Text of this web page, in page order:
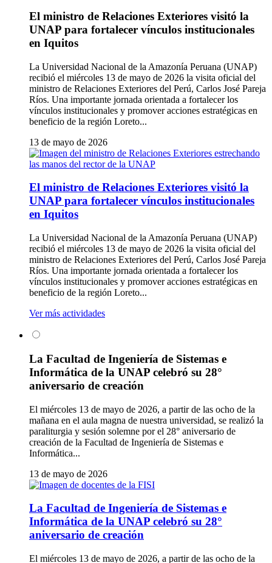
El ministro de Relaciones Exteriores visitó la
UNAP para fortalecer vínculos institucionales
en Iquitos
La Universidad Nacional de la Amazonía Peruana (UNAP)
recibió el miércoles 13 de mayo de 2026 la visita oficial del
ministro de Relaciones Exteriores del Perú, Carlos José Pareja
Ríos. Una importante jornada orientada a fortalecer los
vínculos institucionales y promover acciones estratégicas en
beneficio de la región Loreto...
13 de mayo de 2026
El ministro de Relaciones Exteriores visitó la
UNAP para fortalecer vínculos institucionales
en Iquitos
La Universidad Nacional de la Amazonía Peruana (UNAP)
recibió el miércoles 13 de mayo de 2026 la visita oficial del
ministro de Relaciones Exteriores del Perú, Carlos José Pareja
Ríos. Una importante jornada orientada a fortalecer los
vínculos institucionales y promover acciones estratégicas en
beneficio de la región Loreto...
Ver más actividades
La Facultad de Ingeniería de Sistemas e
Informática de la UNAP celebró su 28°
aniversario de creación
El miércoles 13 de mayo de 2026, a partir de las ocho de la
mañana en el aula magna de nuestra universidad, se realizó la
paraliturgia y sesión solemne por el 28° aniversario de
creación de la Facultad de Ingeniería de Sistemas e
Informática...
13 de mayo de 2026
La Facultad de Ingeniería de Sistemas e
Informática de la UNAP celebró su 28°
aniversario de creación
El miércoles 13 de mayo de 2026, a partir de las ocho de la